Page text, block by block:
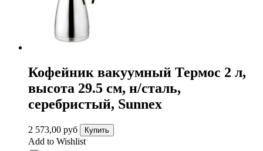
Кофейник вакуумный Термос 2 л,
высота 29.5 см, н/сталь,
серебристый, Sunnex
2 573,00 руб Купить
Add to Wishlist